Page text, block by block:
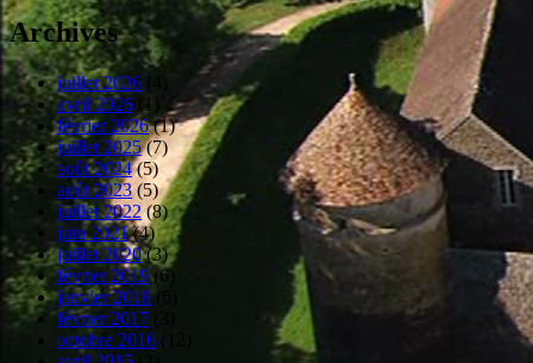
Archives
juillet 2026
avril 2026 (1)
février 2026(1)
juillet 2025(7)
août 2024(5)
août 2023(5)
juillet 2022(8)
juin 2021(4)
juillet 2020(3)
février 2019(6)
janvier 2018(6)
février 2017
octobre 2016